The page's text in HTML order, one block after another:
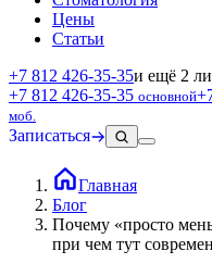
Цены
Статьи
+7 812 426‑35‑35и ещё 2
+7 812 426‑35‑35 основной
моб.
Записаться
Главная
Блог
Почему «просто
при чем тут